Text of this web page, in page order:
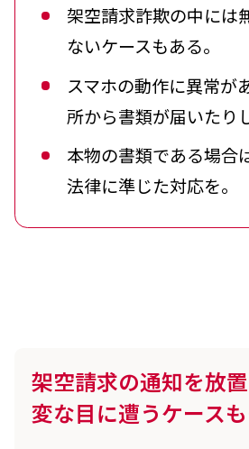
架空請求詐欺の中には
ないケースもある。
スマホの動作に異常が
所から書類が届いたり
本物の書類である場合
法律に準じた対応を。
架空請求の通知を放
変な目に遭うケース